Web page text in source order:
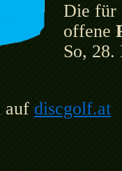
Die für
offene
So, 28.
auf discgolf.at